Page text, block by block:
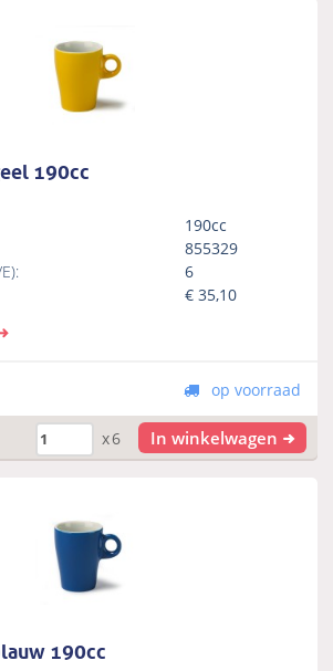
190cc
190cc
855329
6
€35,10
op voorraad
x6 In winkelwagen
190cc